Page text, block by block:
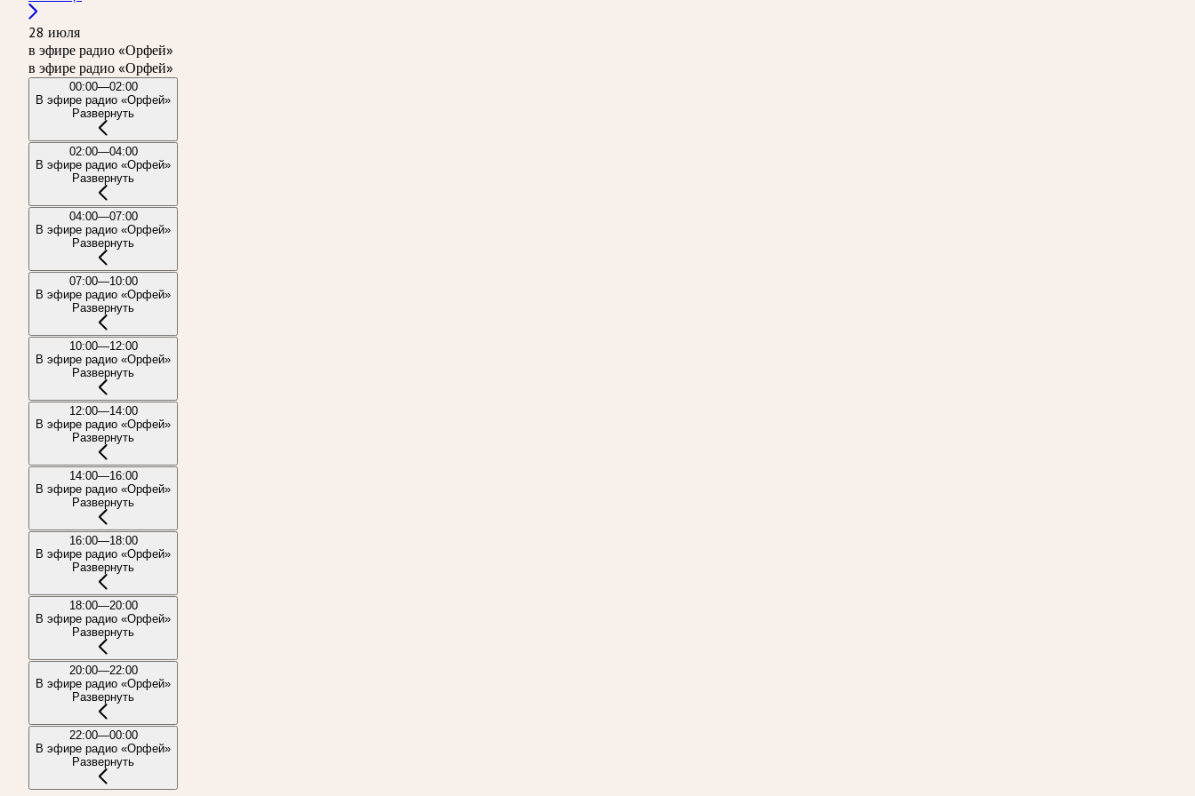
28 июля
в эфире радио «Орфей»
в эфире радио «Орфей»
00:00—02:00
В эфире радио «Орфей»
Развернуть
02:00—04:00
В эфире радио «Орфей»
Развернуть
04:00—07:00
В эфире радио «Орфей»
Развернуть
07:00—10:00
В эфире радио «Орфей»
Развернуть
10:00—12:00
В эфире радио «Орфей»
Развернуть
12:00—14:00
В эфире радио «Орфей»
Развернуть
14:00—16:00
В эфире радио «Орфей»
Развернуть
16:00—18:00
В эфире радио «Орфей»
Развернуть
18:00—20:00
В эфире радио «Орфей»
Развернуть
20:00—22:00
В эфире радио «Орфей»
Развернуть
22:00—00:00
В эфире радио «Орфей»
Развернуть